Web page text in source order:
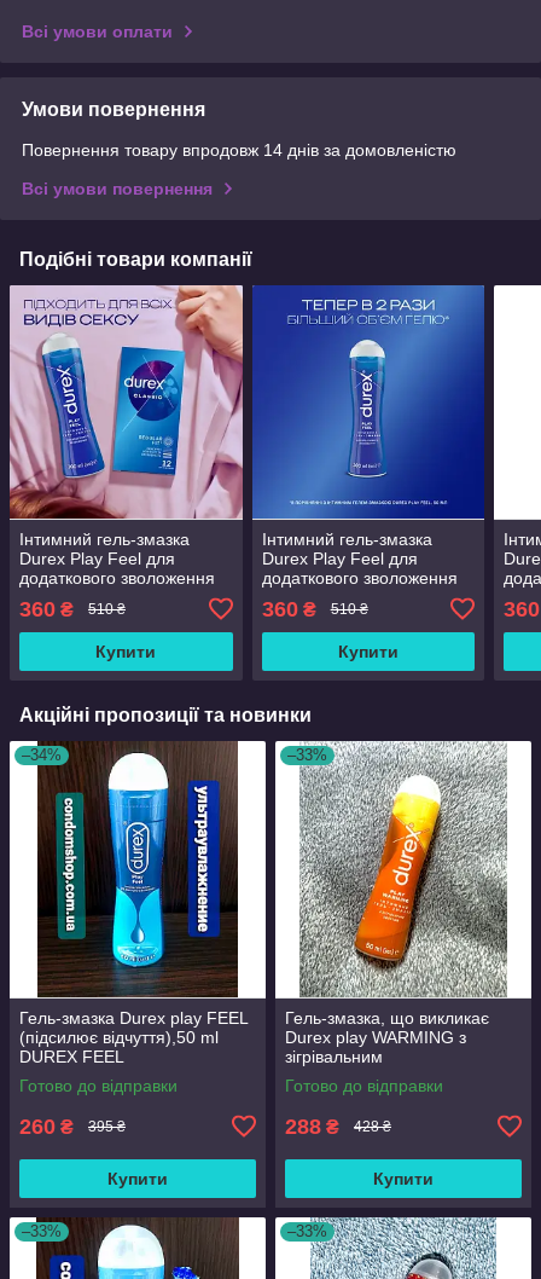
Всі умови оплати
Умови повернення
Повернення товару впродовж 14 днів за домовленістю
Всі умови повернення
Подібні товари компанії
Інтимний гель-змазка
Durex Play Feel для
додаткового зволоження
360 ₴ 510 ₴
Купити
Інтимний гель-змазка
Durex Play Feel для
додаткового зволоження
360₴ 510 ₴
Купити
360
Акційні пропозиції та новинки
–34%
Гель-змазка Durex play FEEL
(підсилює відчуття),50 ml
DUREX FEEL
Готово до відправки
260 ₴ 395 ₴
Купити
–33%
Гель-змазка, що викликає
Durex play WARMING з
зігрівальним
(вибуджувальним) ефектом
DUREX WARMING
Готово до відправки
288 ₴ 428 ₴
Купити
–33% –33%